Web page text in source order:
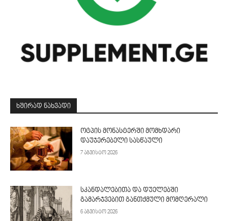
ᲮᲨᲘᲠᲐᲓ ᲜᲐᲮᲕᲐᲓᲘ
ოტპის მონასტერში მომხდარი
დაუჯერებელი სასწაული
7 აგვისტო 2026
სკანდალებითა და დუელებში
გამარჯვებით განთქმული მომღერალი
6 აგვისტო 2026